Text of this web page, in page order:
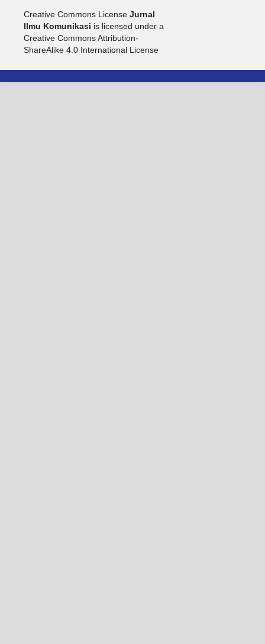
Creative Commons License Jurnal
Ilmu Komunikasi is licensed under a
Creative Commons Attribution-
ShareAlike 4.0 International License